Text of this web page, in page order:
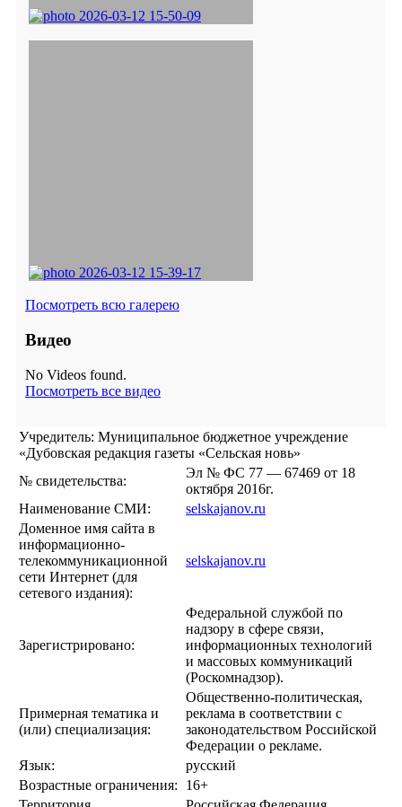
Посмотреть всю галерею
Видео
No Videos found.
Посмотреть все видео
Учредитель: Муниципальное бюджетное учреждение
«Дубовская редакция газеты «Сельская новь»
№ свидетельства:
Эл № ФС 77 — 67469 от 18
октября 2016г.
Наименование СМИ:
selskajanov.ru
Доменное имя сайта в
информационно-
телекоммуникационной
сети Интернет (для
сетевого издания):
selskajanov.ru
Зарегистрировано:
Федеральной службой по
надзору в сфере связи,
информационных технологий
и массовых коммуникаций
(Роскомнадзор).
Примерная тематика и
(или) специализация:
Общественно-политическая,
реклама в соответствии с
законодательством Российской
Федерации о рекламе.
Язык:
русский
Возрастные ограничения:
16+